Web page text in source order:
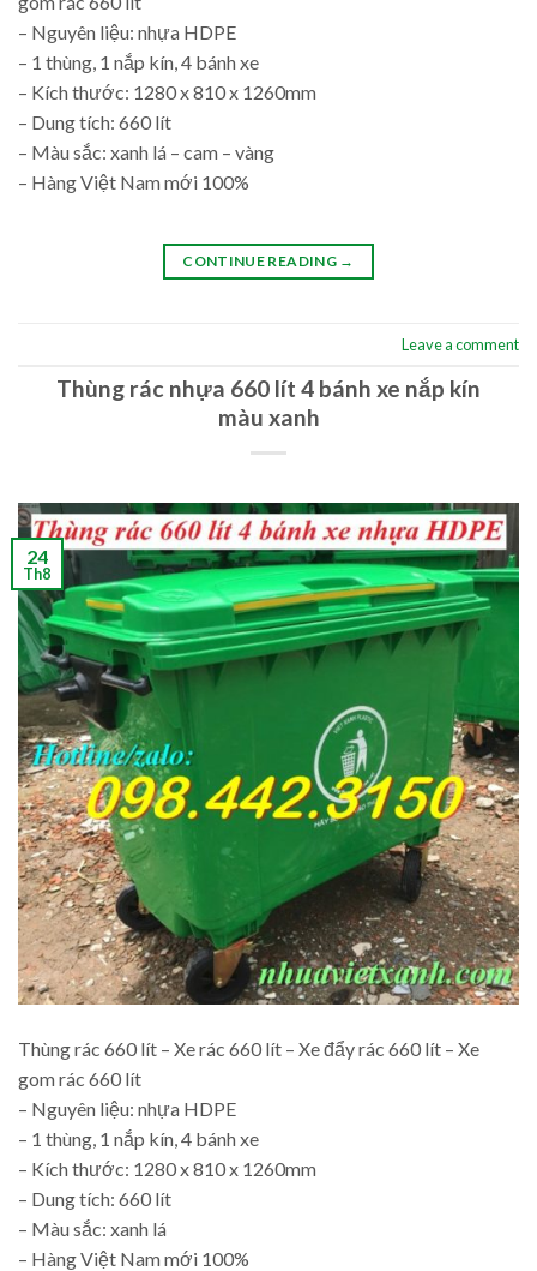
– Nguyên liệu: nhựa HDPE
– 1 thùng, 1 nắp kín, 4 bánh xe
– Kích thước: 1280 x 810 x 1260mm
– Dung tích: 660 lít
– Màu sắc: xanh lá – cam – vàng
– Hàng Việt Nam mới 100%
CONTINUE READING →
Leave a comment
Thùng rác nhựa 660 lít 4 bánh xe nắp kín
màu xanh
24
Th8
Thùng rác 660 lít – Xe rác 660 lít – Xe đẩy rác 660 lít – Xe
gom rác 660 lít
– Nguyên liệu: nhựa HDPE
– 1 thùng, 1 nắp kín, 4 bánh xe
– Kích thước: 1280 x 810 x 1260mm
– Dung tích: 660 lít
– Màu sắc: xanh lá
– Hàng Việt Nam mới 100%